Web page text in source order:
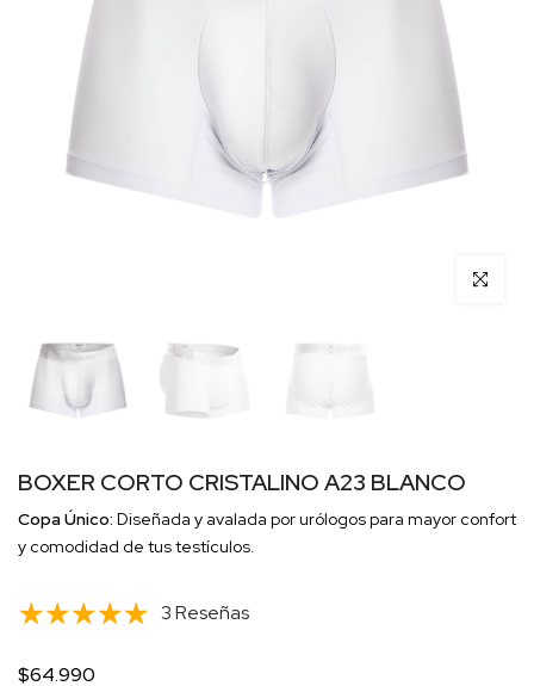
Click para
BOXER CORTO CRISTALINO A23 BLANCO
Copa Único: Diseñada y avalada por urólogos para mayor confort
y comodidad de tus testículos.
3 Reseñas
$64.990